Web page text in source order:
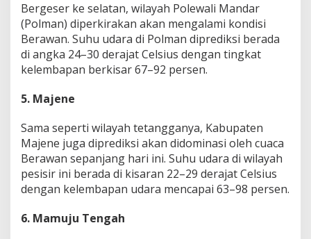
D
e
r
a
j
a
Bergeser ke selatan, wilayah Polewali Mandar
(Polman) diperkirakan akan mengalami kondisi
Berawan. Suhu udara di Polman diprediksi berada
di angka 24–30 derajat Celsius dengan tingkat
kelembapan berkisar 67–92 persen.
5. Majene
Sama seperti wilayah tetangganya, Kabupaten
Majene juga diprediksi akan didominasi oleh cuaca
Berawan sepanjang hari ini. Suhu udara di wilayah
pesisir ini berada di kisaran 22–29 derajat Celsius
dengan kelembapan udara mencapai 63–98 persen.
6. Mamuju Tengah